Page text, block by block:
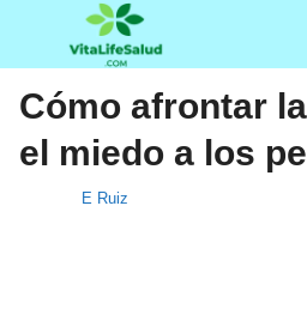
Cómo afrontar
el miedo a los
E Ruiz